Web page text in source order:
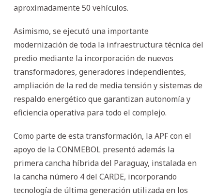
aproximadamente 50 vehículos.
Asimismo, se ejecutó una importante
modernización de toda la infraestructura técnica del
predio mediante la incorporación de nuevos
transformadores, generadores independientes,
ampliación de la red de media tensión y sistemas de
respaldo energético que garantizan autonomía y
eficiencia operativa para todo el complejo.
Como parte de esta transformación, la APF con el
apoyo de la CONMEBOL presentó además la
primera cancha híbrida del Paraguay, instalada en
la cancha número 4 del CARDE, incorporando
tecnología de última generación utilizada en los